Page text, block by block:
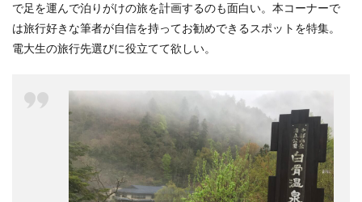
で足を運んで泊りがけの旅を計画するのも面白い。本コーナーで
は旅行好きな筆者が自信を持ってお勧めできるスポットを特集。
電大生の旅行先選びに役立てて欲しい。